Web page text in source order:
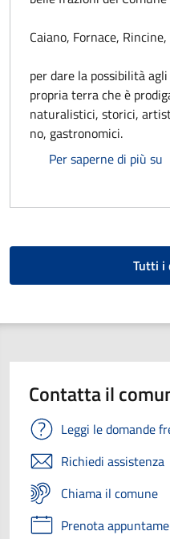
Caiano, Fornace,
per dare la possibilità
propria terra che è
naturalistici, storici,
no, gastronomici.
Per saperne di più su
Tutti i
Contatta il
Leggi le domande
Richiedi assistenza
Chiama il comune
Prenota